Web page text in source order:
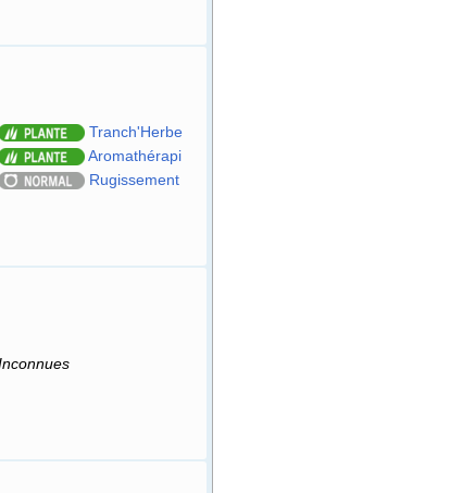
Tranch'Herbe
Aromathérapi
Rugissement